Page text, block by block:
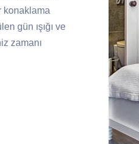
konaklama
gün ışığı ve
zamanı